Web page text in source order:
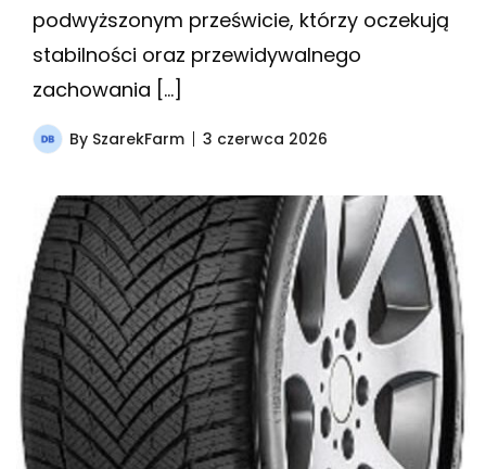
podwyższonym prześwicie, którzy oczekują
stabilności oraz przewidywalnego
zachowania […]
By SzarekFarm 3 czerwca 2026